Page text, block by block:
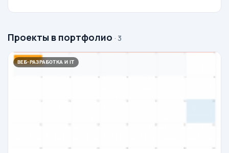
Проекты в портфолио · 3
ВЕБ-РАЗРАБОТКА И IT